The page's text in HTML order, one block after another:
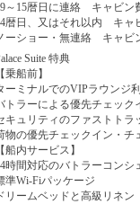
～15暦日に連絡 キャビン
暦日、又はそれ以内 キャ
ーショー・無連絡 キャビ
Suite 特典
【乗船前】
ーミナルでのVIPラウンジ
トラーによる優先チェック
キュリティのファストトラ
物の優先チェックイン・チ
【船内サービス】
時間対応のバトラーコンシ
準Wi-Fiパッケージ
リームベッドと高級リネン